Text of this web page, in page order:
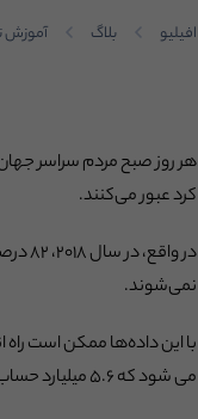
افیلیو بلاگ آموزش
هر روز صبح مردم سراسر
کرد عبور می‌کنند.
در
نمی‌شوند.
با این داده‌ها ممکن است راه
می شود که ۵.۶ میلیارد حساب ایمیل فعال وجود داشته باشد، و ۹۹٪ از مصرف کنندگان هر روزه ایمیل خود را چک می کنند.